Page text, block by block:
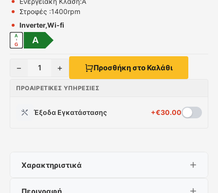
Στροφές :1400rpm
Inverter,Wi-fi
A
↑
G A
− 1 + Προσθήκη στο Καλάθι
ΠΡΟΑΙΡΕΤΙΚΈΣ ΥΠΗΡΕΣΊΕΣ
Έξοδα Εγκατάστασης +€30.00
Χαρακτηριστικά
Περιγραφή